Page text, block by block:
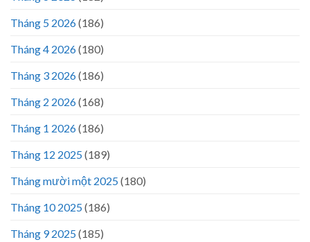
Tháng 5 2026(186)
Tháng 4 2026(180)
Tháng 3 2026(186)
Tháng 2 2026(168)
Tháng 1 2026(186)
Tháng 12 2025(189)
Tháng mười một 2025(180)
Tháng 10 2025(186)
Tháng 9 2025(185)